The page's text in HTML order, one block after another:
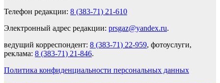
Телефон редакции: 8 (383-71) 21-610
Электронный адрес редакции: prsgaz@yandex.ru.
ведущий корреспондент: 8 (383-71) 22-959, фотоуслуги,
реклама: 8 (383-71) 21-846.
Политика конфиденциальности персональных данных